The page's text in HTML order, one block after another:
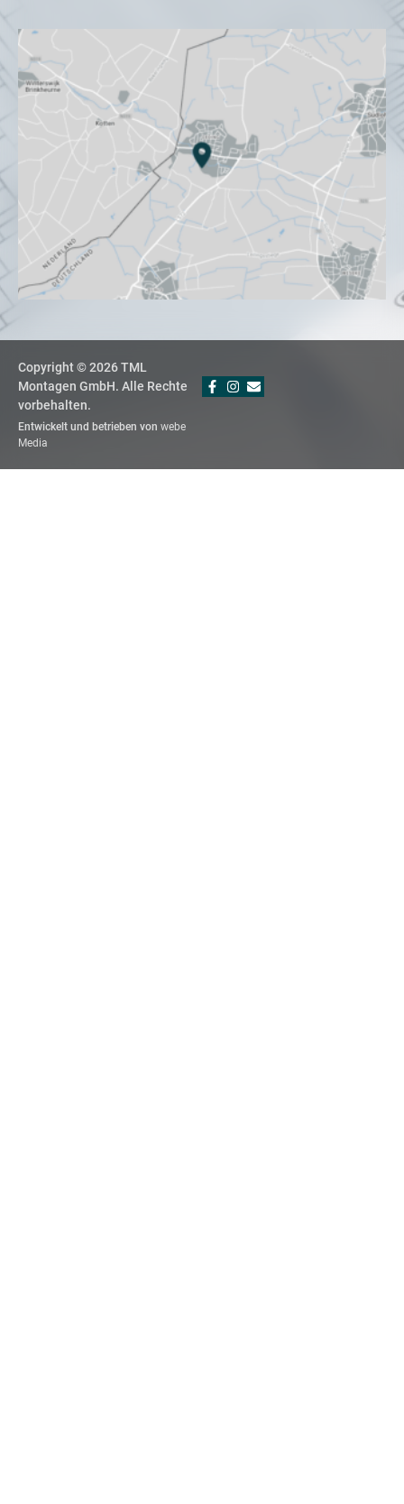
Copyright © 2026 TML
Montagen GmbH. Alle Rechte
vorbehalten.
Entwickelt und betrieben von webe
Media